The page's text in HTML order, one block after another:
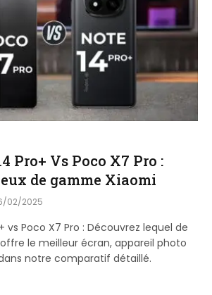
Pro+ Vs Poco X7 Pro :
de gamme Xiaomi
02/2025
vs Poco X7 Pro : Découvrez lequel de
le meilleur écran, appareil photo
notre comparatif détaillé.